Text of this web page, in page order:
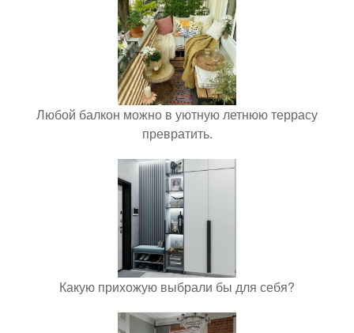
Любой балкон можно в уютную летнюю террасу
превратить.
Какую прихожую выбрали бы для себя?